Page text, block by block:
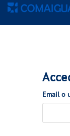
TU SERVICIO
VER TODAS
Email o